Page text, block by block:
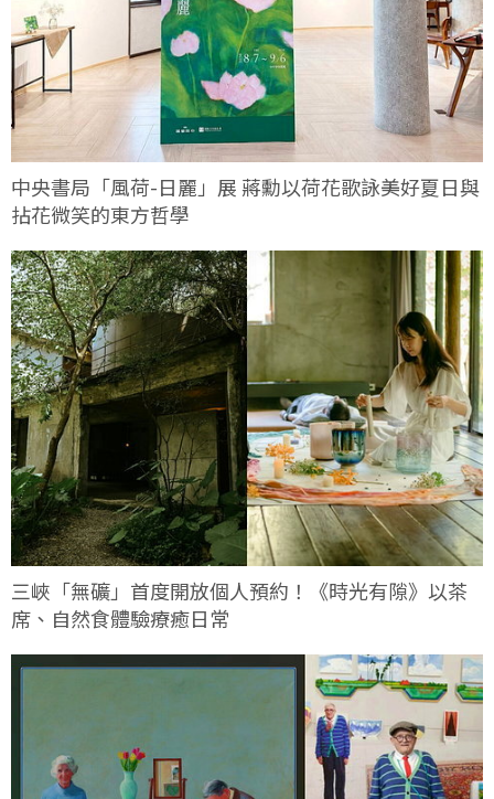
中央書局「風荷-日麗」展 蔣勳以荷花歌詠美好夏日與
拈花微笑的東方哲學
三峽「無礦」首度開放個人預約！《時光有隙》以茶
席、自然食體驗療癒日常